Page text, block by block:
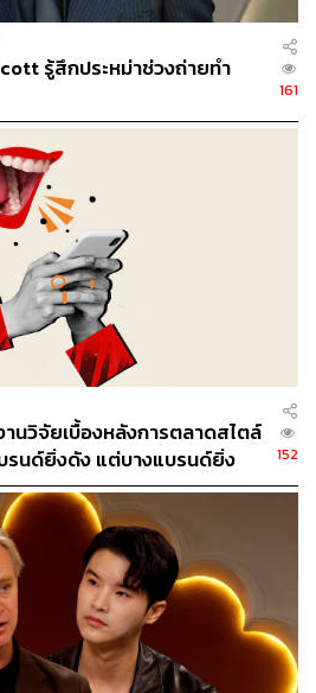
‘ความกดดัน’ ที่ Sonny Vaccaro
วละครทุกตัวมีมิติและปมปัญหาที่
กเอาใจช่วยพวกเขาไปตั้งแต่ต้นจน
วว่าปลายทางของเรื่องคืออะไร
ห้ Sonny Vaccaro เป็นตัวละครที่
ผู้กำกับและทีมสร้างไม่ได้ฉายภาพ
ของเขา จนถึงขนาดยอมเอาอาชีพ
งเท่านั้น แต่ยังพาเราไปสำรวจแง่
ะ ‘องค์ความรู้’ ที่ Sonny Vaccaro
รู้สึกประหม่าช่วงถ่ายทำ
161
นวิจัยเบื้องหลังการตลาดสไตล์
รนด์ยิ่งดัง แต่บางแบรนด์ยิ่ง
152